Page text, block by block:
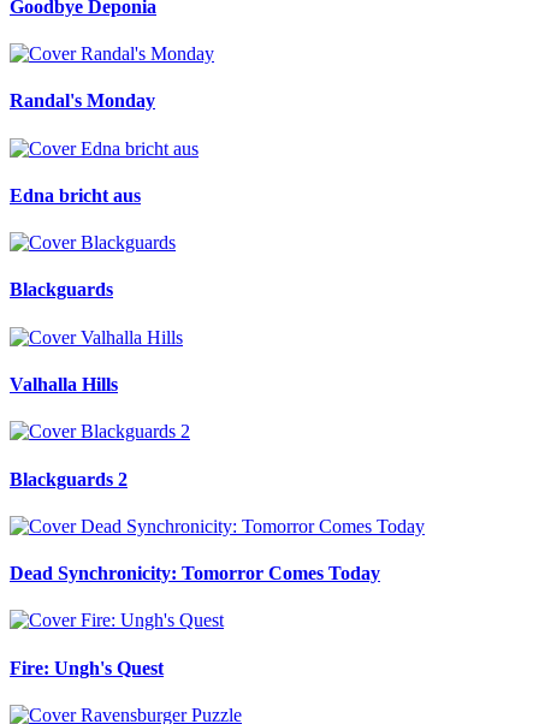
Goodbye Deponia
Randal's Monday
Edna bricht aus
Blackguards
Valhalla Hills
Blackguards 2
Dead Synchronicity: Tomorror Comes Today
Fire: Ungh's Quest